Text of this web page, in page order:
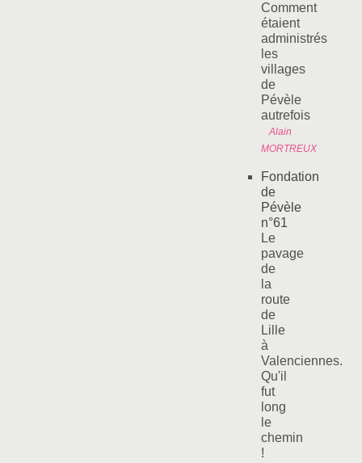
Comment
étaient
administrés
les
villages
de
Pévèle
autrefois
Alain
MORTREUX
Fondation
de
Pévèle
n°61
Le
pavage
de
la
route
de
Lille
à
Valenciennes.
Qu'il
fut
long
le
chemin
!